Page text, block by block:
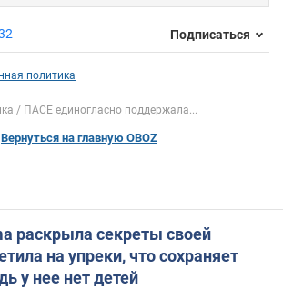
Подписаться
политика
ПАСЕ единогласно поддержала...
Вернуться на главную OBOZ
раскрыла секреты своей
на упреки, что сохраняет
у нее нет детей